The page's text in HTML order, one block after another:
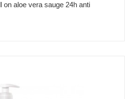
on aloe vera sauge 24h anti